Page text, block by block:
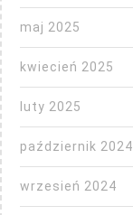
maj 2025
kwiecień 2025
luty 2025
październik 2024
wrzesień 2024